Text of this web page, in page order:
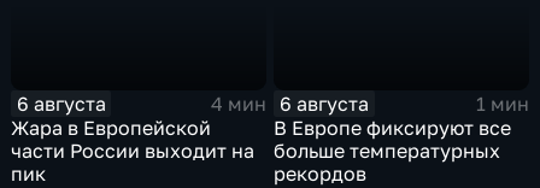
6 августа
4 мин
Жара в Европейской
части России выходит на
пик
6 августа
1 мин
В Европе фиксируют все
больше температурных
рекордов